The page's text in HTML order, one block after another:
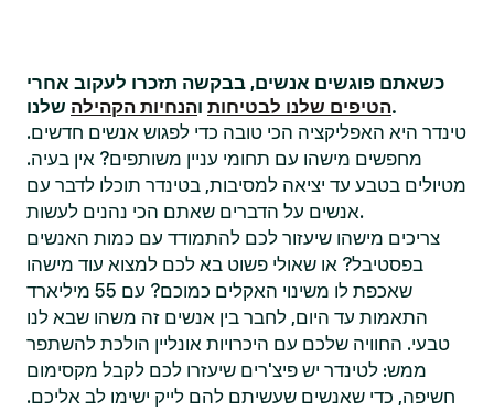
כשאתם פוגשים אנשים, בבקשה תזכרו לעקוב אחרי
הטיפים שלנו לבטיחות והנחיות הקהילה
שלנו.
טינדר היא האפליקציה הכי טובה כדי לפגוש אנשים חדשים.
מחפשים מישהו עם תחומי עניין משותפים? אין בעיה.
מטיולים בטבע עד יציאה למסיבות, בטינדר תוכלו לדבר עם
אנשים על הדברים שאתם הכי נהנים לעשות.
צריכים מישהו שיעזור לכם להתמודד עם כמות האנשים
בפסטיבל? או שאולי פשוט בא לכם למצוא עוד מישהו
שאכפת לו משינוי האקלים כמוכם? עם 55 מיליארד
התאמות עד היום, לחבר בין אנשים זה משהו שבא לנו
טבעי. החוויה שלכם עם היכרויות אונליין הולכת להשתפר
ממש: לטינדר יש פיצ'רים שיעזרו לכם לקבל מקסימום
חשיפה, כדי שאנשים שעשיתם להם לייק ישימו לב אליכם.